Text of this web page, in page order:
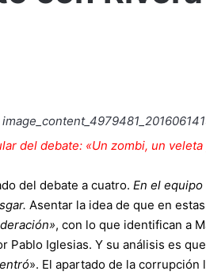
del debate: «Un zombi, un
del debate a cuatro. En el
Asentar la idea de que en
, con lo que identifican a
Pablo Iglesias. Y su análisis es
». El apartado de la